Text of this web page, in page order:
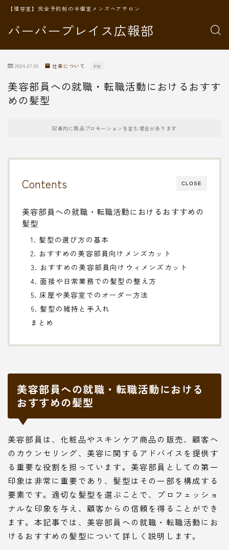
バーバープレイス広報部
【理容室】完全予約制の半個室メンズヘアサロン
2024.07.09 仕事について PR
美容部員への就職・転職活動におけるおすす
めの髪型
記事内に商品プロモーションを含む場合があります
CLOSE
Contents
美容部員への就職・転職活動におけるおすすめの
髪型
1. 髪型の選び方の基本
2. おすすめの美容部員向けメンズカット
3. おすすめの美容部員向けウィメンズカット
4. 面接や日常業務での髪型の整え方
5. 床屋や美容室でのオーダー方法
6. 髪型の維持と手入れ
まとめ
美容部員への就職・転職活動における
おすすめの髪型
美容部員は、化粧品やスキンケア商品の販売、顧客へ
のカウンセリング、美容に関するアドバイスを提供す
る重要な役割を担っています。美容部員としての第一
印象は非常に重要であり、髪型はその一部を構成する
要素です。適切な髪型を選ぶことで、プロフェッショ
ナルな印象を与え、顧客からの信頼を得ることができ
ます。本記事では、美容部員への就職・転職活動にお
けるおすすめの髪型について詳しく説明します。